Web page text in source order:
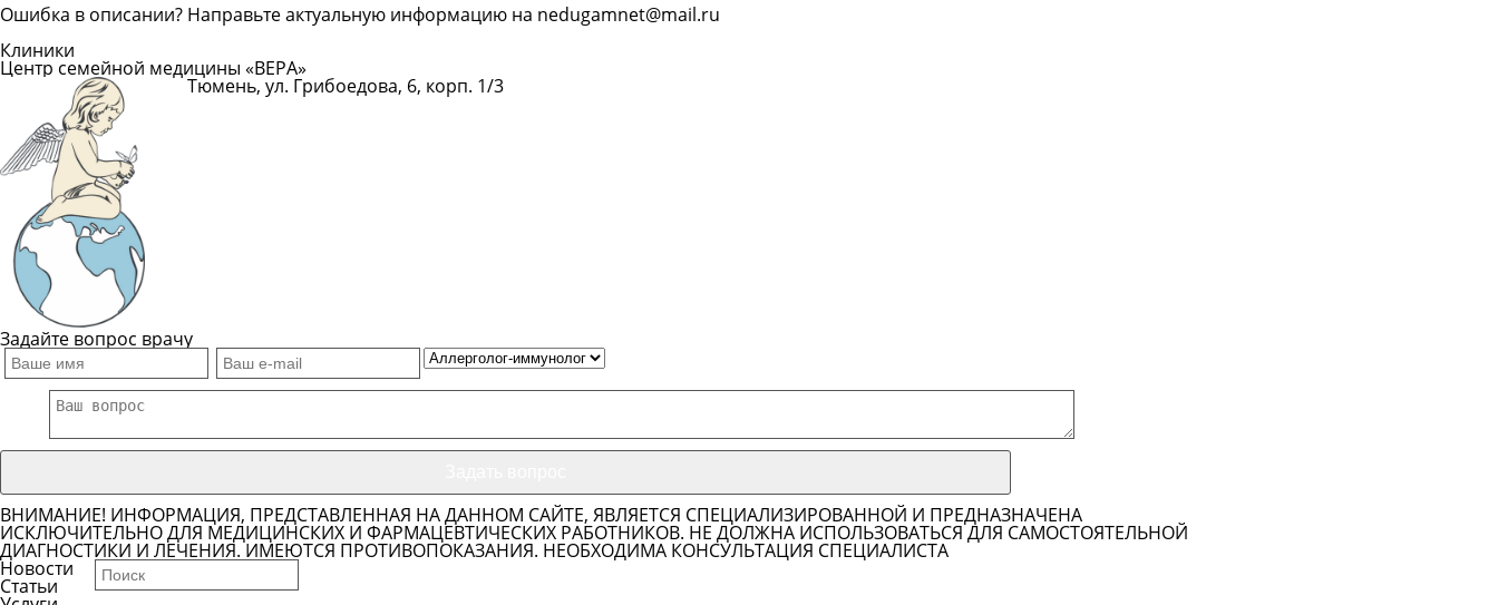
Ошибка в описании? Направьте актуальную информацию на nedugamnet@mail.ru
Клиники
Центр семейной медицины «ВЕРА»
Тюмень, ул. Грибоедова, 6, корп. 1/3
Задайте вопрос врачу
ВНИМАНИЕ! ИНФОРМАЦИЯ, ПРЕДСТАВЛЕННАЯ НА ДАННОМ САЙТЕ, ЯВЛЯЕТСЯ СПЕЦИАЛИЗИРОВАННОЙ И ПРЕДНАЗНАЧЕНА
ИСКЛЮЧИТЕЛЬНО ДЛЯ МЕДИЦИНСКИХ И ФАРМАЦЕВТИЧЕСКИХ РАБОТНИКОВ. НЕ ДОЛЖНА ИСПОЛЬЗОВАТЬСЯ ДЛЯ САМОСТОЯТЕЛЬНОЙ
ДИАГНОСТИКИ И ЛЕЧЕНИЯ. ИМЕЮТСЯ ПРОТИВОПОКАЗАНИЯ. НЕОБХОДИМА КОНСУЛЬТАЦИЯ СПЕЦИАЛИСТА
Новости
Статьи